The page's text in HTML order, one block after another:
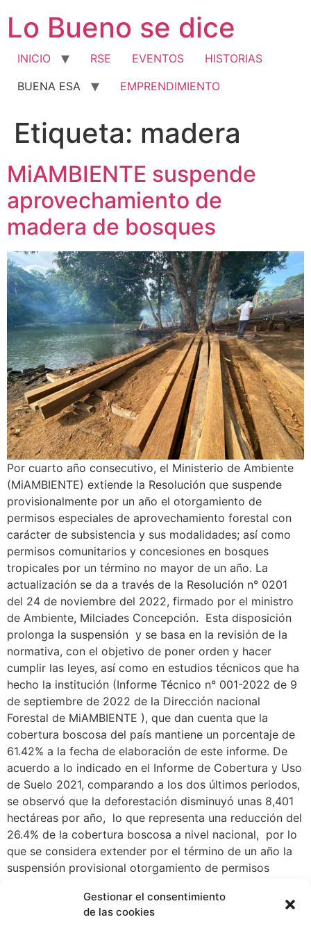
Gestionar el consentimiento
de las cookies
contenido
Lo Bueno se dice
INICIO RSE EVENTOS
HISTORIAS
BUENA ESA
EMPRENDIMIENTO
Etiqueta: madera
MiAMBIENTE suspende
aprovechamiento de
madera de bosques
Por cuarto año consecutivo, el Ministerio de Ambiente
(MiAMBIENTE) extiende la Resolución que suspende
provisionalmente por un año el otorgamiento de
permisos especiales de aprovechamiento forestal con
carácter de subsistencia y sus modalidades; así como
permisos comunitarios y concesiones en bosques
tropicales por un término no mayor de un año. La
actualización se da a través de la Resolución n° 0201
del 24 de noviembre del 2022, firmado por el ministro
de Ambiente, Milciades Concepción. Esta disposición
prolonga la suspensión y se basa en la revisión de la
normativa, con el objetivo de poner orden y hacer
cumplir las leyes, así como en estudios técnicos que ha
hecho la institución (Informe Técnico n° 001-2022 de 9
de septiembre de 2022 de la Dirección nacional
Forestal de MiAMBIENTE ), que dan cuenta que la
cobertura boscosa del país mantiene un porcentaje de
61.42% a la fecha de elaboración de este informe. De
acuerdo a lo indicado en el Informe de Cobertura y Uso
de Suelo 2021, comparando a los dos últimos periodos,
se observó que la deforestación disminuyó unas 8,401
hectáreas por año, lo que representa una reducción del
26.4% de la cobertura boscosa a nivel nacional, por lo
que se considera extender por el término de un año la
suspensión provisional otorgamiento de permisos
de contar con elementos necesarios que permitan
determinar el aprovechamiento forestal se realiza de